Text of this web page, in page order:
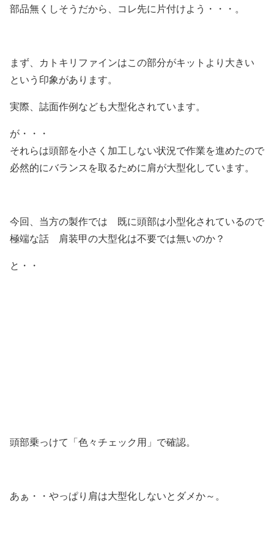
部品無くしそうだから、コレ先に片付けよう・・・。
まず、カトキリファインはこの部分がキットより大きい
という印象があります。
実際、誌面作例なども大型化されています。
が・・・
それらは頭部を小さく加工しない状況で作業を進めたので
必然的にバランスを取るために肩が大型化しています。
今回、当方の製作では 既に頭部は小型化されているので
極端な話 肩装甲の大型化は不要では無いのか？
と・・
頭部乗っけて「色々チェック用」で確認。
あぁ・・やっぱり肩は大型化しないとダメか～。